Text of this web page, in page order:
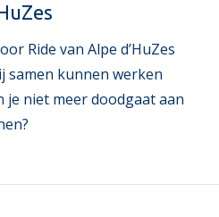
Ride van Alpe d’HuZes
samen kunnen werken
je niet meer doodgaat aan